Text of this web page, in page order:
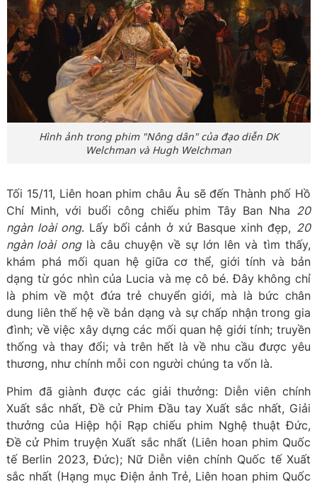
Hình ảnh trong phim "Nông dân" của đạo diễn DK
Welchman và Hugh Welchman
Tối 15/11, Liên hoan phim châu Âu sẽ đến Thành phố Hồ
Chí Minh, với buổi công chiếu phim Tây Ban Nha 20
ngàn loài ong. Lấy bối cảnh ở xứ Basque xinh đẹp, 20
ngàn loài onglà câu chuyện về sự lớn lên và tìm thấy,
khám phá mối quan hệ giữa cơ thể, giới tính và bản
dạng từ góc nhìn của Lucia và mẹ cô bé. Đây không chỉ
là phim về một đứa trẻ chuyển giới, mà là bức chân
dung liên thế hệ về bản dạng và sự chấp nhận trong gia
đình; về việc xây dựng các mối quan hệ giới tính; truyền
thống và thay đổi; và trên hết là về nhu cầu được yêu
thương, như chính mỗi con người chúng ta vốn là.
Phim đã giành được các giải thưởng: Diễn viên chính
Xuất sắc nhất, Đề cử Phim Đầu tay Xuất sắc nhất, Giải
thưởng của Hiệp hội Rạp chiếu phim Nghệ thuật Đức,
Đề cử Phim truyện Xuất sắc nhất (Liên hoan phim Quốc
tế Berlin 2023, Đức); Nữ Diễn viên chính Quốc tế Xuất
sắc nhất (Hạng mục Điện ảnh Trẻ, Liên hoan phim Quốc